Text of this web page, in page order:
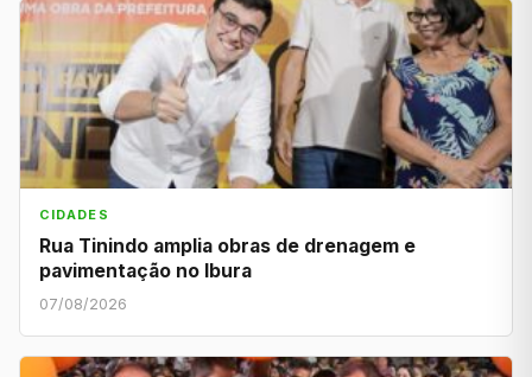
CIDADES
Rua Tinindo amplia obras de drenagem e
pavimentação no Ibura
07/08/2026